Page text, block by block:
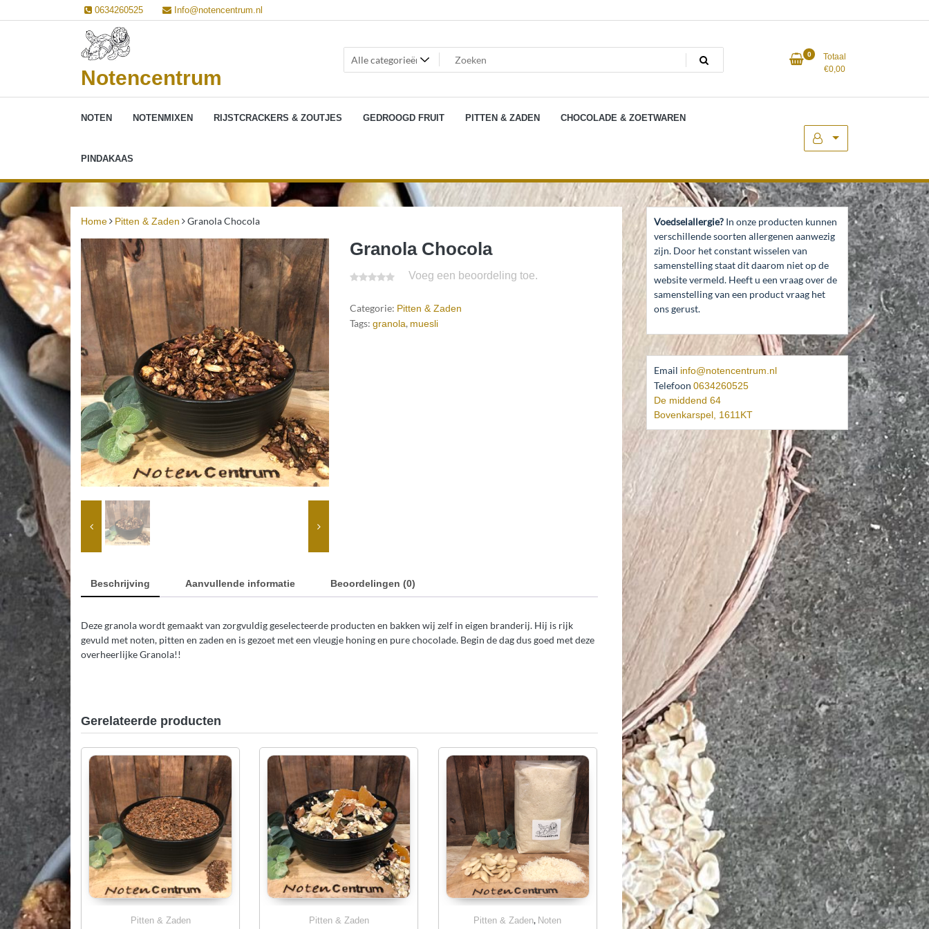
naar
0634260525 Info@notencentrum.nl
Notencentrum
0
Totaal
€0,00
NOTEN NOTENMIXEN RIJSTCRACKERS & ZOUTJES GEDROOGD FRUIT PITTEN & ZADEN CHOCOLADE & ZOETWAREN
PINDAKAAS
Home Pitten & Zaden Granola Chocola
Granola Chocola
Voeg een beoordeling toe.
Categorie: Pitten & Zaden
Tags: granola, muesli
Beschrijving Aanvullende informatie Beoordelingen (0)
Deze granola wordt gemaakt van zorgvuldig geselecteerde producten en bakken wij zelf in eigen branderij. Hij is rijk
gevuld met noten, pitten en zaden en is gezoet met een vleugje honing en pure chocolade. Begin de dag dus goed met deze
overheerlijke Granola!!
Gerelateerde producten
Pitten & Zaden Pitten & Zaden Pitten & Zaden, Noten
Voedselallergie? In onze producten kunnen
verschillende soorten allergenen aanwezig
zijn. Door het constant wisselen van
samenstelling staat dit daarom niet op de
website vermeld. Heeft u een vraag over de
samenstelling van een product vraag het
ons gerust.
Email info@notencentrum.nl
Telefoon 0634260525
De middend 64
Bovenkarspel 1611KT